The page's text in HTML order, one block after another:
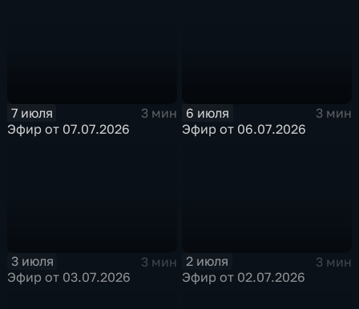
7 июля
3 мин
Эфир от 07.07.2026
6 июля
3 мин
Эфир от 06.07.2026
3 июля
3 мин
Эфир от 03.07.2026
2 июля
3 мин
Эфир от 02.07.2026